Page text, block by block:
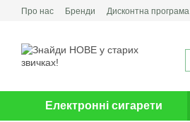
Перейти до основного контенту
Про нас Бренди Дисконтна програма
Електронні сигарети